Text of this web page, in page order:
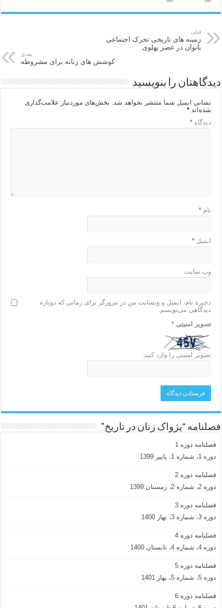
قبلی
زمینه های تاریخی تحرک اجتماعی
بانوان در عصر پهلوی
بعدی
کوشش های زنانه برای مشروطه
دیدگاهتان را بنویسید
نشانی ایمیل شما منتشر نخواهد شد.
بخش‌های موردنیاز علامت‌گذاری
شده‌اند*
دیدگاه*
نام*
ایمیل*
وب‌ سایت
ذخیره نام، ایمیل و وبسایت من در مرورگر برای زمانی که دوباره
دیدگاهی می‌نویسم.
تصویر امنیتی*
تصویر امنیتی را وارد کنید:
فصلنامه “پژواک زنان در تاریخ”
فصلنامه دوره 1
دوره 1، شماره 1، پاییز 1399
فصلنامه دوره 2
دوره 2، شماره 2، زمستان 1399
فصلنامه دوره 3
دوره 3، شماره 3، بهار 1400
فصلنامه دوره 4
دوره 4، شماره 4، تابستان 1400
فصلنامه دوره 5
دوره 5، شماره 5، بهار 1401
فصلنامه دوره 6